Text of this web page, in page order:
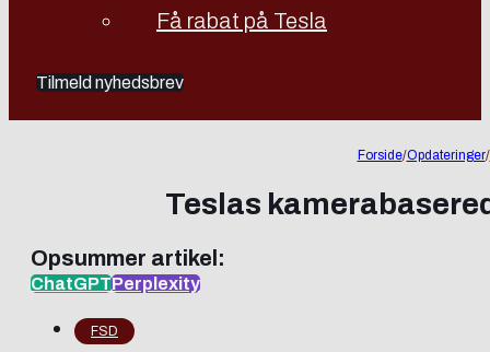
Få rabat på Tesla
Tilmeld nyhedsbrev
Forside/Opdateringer/
Teslas
Opsummer artikel:
ChatGPTPerplexity
FSD